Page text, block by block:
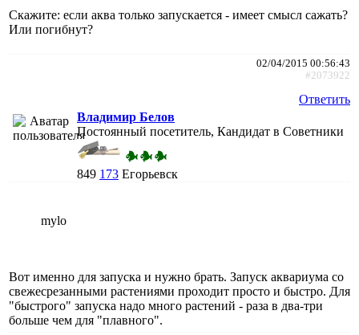
Скажите: если аква только запускается - имеет смысл сажать?
Или погибнут?
02/04/2015 00:56:43
#2073922
Ответить
Владимир Белов
Постоянный посетитель, Кандидат в Советники
849 173 Егорьевск
mylo
Вот именно для запуска и нужно брать. Запуск аквариума со
свежесрезанными растениями проходит просто и быстро. Для
"быстрого" запуска надо много растений - раза в два-три
больше чем для "плавного".